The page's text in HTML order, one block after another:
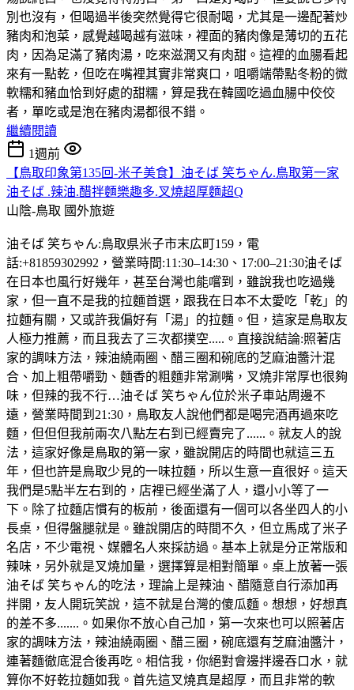
別也沒有，但喝過半後突然覺得它很耐喝，尤其是一邊配著炒
豬肉和泡菜，感覺越喝越有滋味，裡面的豬肉像是薄切的五花
肉，因為足滿了豬肉湯，吃來滋潤又有肉甜。這裡的血腸看起
來有一點乾，但吃在嘴裡其實非常爽口，咀嚼端帶點冬粉的微
軟糯和豬血恰到好處的甜糯，算是我在韓國吃過血腸中佼佼
者，單吃或是泡在豬肉湯都很不錯。
繼續閱讀
1週前
【鳥取印象第135回-米子美食】油そば 笑ちゃん.鳥取第一家
油そば .辣油.醋拌麵樂趣多.叉燒超厚麵超Q
山陰-鳥取 國外旅遊
油そば 笑ちゃん:鳥取県米子市末広町159，電
話:+81859302992，營業時間:11:30–14:30、17:00–21:30油そば
在日本也風行好幾年，甚至台灣也能嚐到，雖說我也吃過幾
家，但一直不是我的拉麵首選，跟我在日本不太愛吃「乾」的
拉麵有關，又或許我偏好有「湯」的拉麵。但，這家是鳥取友
人極力推薦，而且我去了三次都撲空.....。直接說結論:照著店
家的調味方法，辣油繞兩圈、醋三圈和碗底的芝麻油醬汁混
合、加上粗帶嚼勁、麵香的粗麵非常涮嘴，叉燒非常厚也很夠
味，但辣的我不行…油そば 笑ちゃん位於米子車站周邊不
遠，營業時間到21:30，鳥取友人說他們都是喝完酒再過來吃
麵，但但但我前兩次八點左右到已經賣完了......。就友人的說
法，這家好像是鳥取的第一家，雖說開店的時間也就這三五
年，但也許是鳥取少見的一味拉麵，所以生意一直很好。這天
我們是5點半左右到的，店裡已經坐滿了人，還小小等了一
下。除了拉麵店慣有的板前，後面還有一個可以各坐四人的小
長桌，但得盤腿就是。雖說開店的時間不久，但立馬成了米子
名店，不少電視、媒體名人來採訪過。基本上就是分正常版和
辣味，另外就是叉燒加量，選擇算是相對簡單。桌上放著一張
油そば 笑ちゃん的吃法，理論上是辣油、醋隨意自行添加再
拌開，友人開玩笑說，這不就是台灣的傻瓜麵。想想，好想真
的差不多.......。如果你不放心自己加，第一次來也可以照著店
家的調味方法，辣油繞兩圈、醋三圈，碗底還有芝麻油醬汁，
連著麵徹底混合後再吃。相信我，你絕對會邊拌邊吞口水，就
算你不好乾拉麵如我。首先這叉燒真是超厚，而且非常的軟